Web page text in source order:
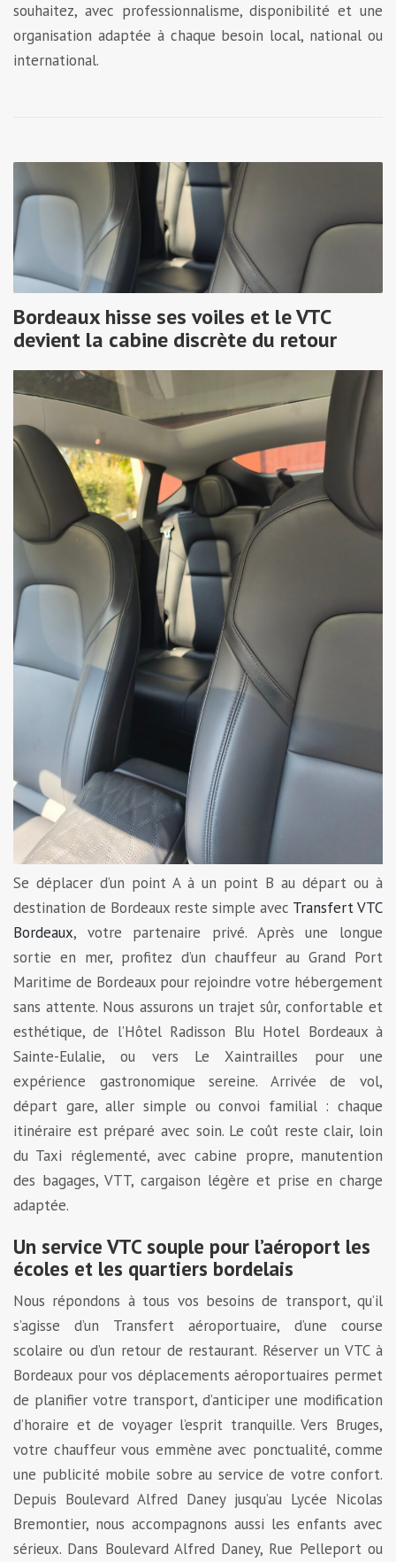
souhaitez, avec professionnalisme, disponibilité et une
organisation adaptée à chaque besoin local, national ou
international.
Bordeaux hisse ses voiles et le VTC
devient la cabine discrète du retour
Se déplacer d’un point A à un point B au départ ou à
destination de Bordeaux reste simple avec Transfert VTC
Bordeaux, votre partenaire privé. Après une longue
sortie en mer, profitez d’un chauffeur au Grand Port
Maritime de Bordeaux pour rejoindre votre hébergement
sans attente. Nous assurons un trajet sûr, confortable et
esthétique, de l’Hôtel Radisson Blu Hotel Bordeaux à
Sainte-Eulalie, ou vers Le Xaintrailles pour une
expérience gastronomique sereine. Arrivée de vol,
départ gare, aller simple ou convoi familial : chaque
itinéraire est préparé avec soin. Le coût reste clair, loin
du Taxi réglementé, avec cabine propre, manutention
des bagages, VTT, cargaison légère et prise en charge
adaptée.
Un service VTC souple pour l’aéroport les
écoles et les quartiers bordelais
Nous répondons à tous vos besoins de transport, qu’il
s’agisse d’un Transfert aéroportuaire, d’une course
scolaire ou d’un retour de restaurant. Réserver un VTC à
Bordeaux pour vos déplacements aéroportuaires permet
de planifier votre transport, d’anticiper une modification
d’horaire et de voyager l’esprit tranquille. Vers Bruges,
votre chauffeur vous emmène avec ponctualité, comme
une publicité mobile sobre au service de votre confort.
Depuis Boulevard Alfred Daney jusqu’au Lycée Nicolas
Bremontier, nous accompagnons aussi les enfants avec
sérieux. Dans Boulevard Alfred Daney, Rue Pelleport ou